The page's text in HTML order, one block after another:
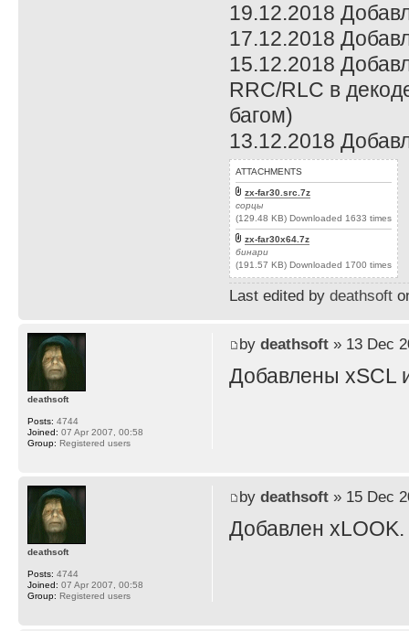
19.12.2018
17.12.2018
15.12.2018
RRC/RLC в
багом)
13.12.2018
ATTACHMENTS
zx-far30.src.7z
сорцы
(129.48 KB) Downloaded 1633 times
zx-far30x64.7z
бинари
(191.57 KB) Downloaded 1700 times
Last edited by deathsoft
by deathsoft» 13 Dec
Добавлены xSCL
deathsoft
Posts: 4744
Joined: 07 Apr 2007, 00:58
Group: Registered users
by deathsoft» 15 Dec
Добавлен xLOOK.
deathsoft
Posts: 4744
Joined: 07 Apr 2007, 00:58
Group: Registered users